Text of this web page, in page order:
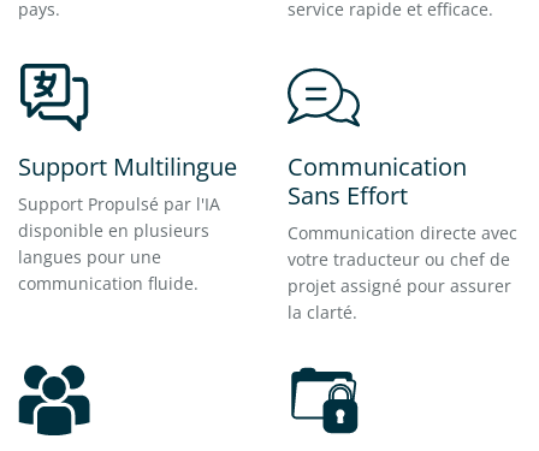
pays.
service rapide et efficace.
Support Multilingue
Support Propulsé par l'IA
disponible en plusieurs
langues pour une
communication fluide.
Communication
Sans Effort
Communication directe avec
votre traducteur ou chef de
projet assigné pour assurer
la clarté.